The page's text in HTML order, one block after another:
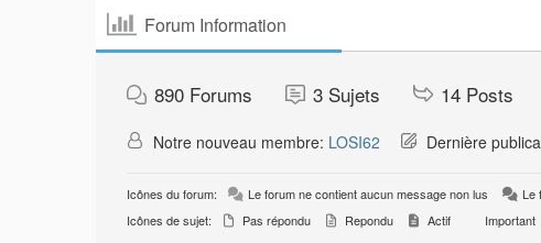
Forum Information
890 Forums 3 Sujets 14 Posts
Notre nouveau membre: LOSI62 Dernière
Icônes du forum: Le forum ne contient aucun message non lus
Le
Icônes de sujet:
Pas répondu Repondu Actif Important